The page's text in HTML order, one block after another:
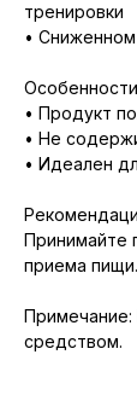
тренировки
•
• Продукт
• Не
• Идеален
Принимайте
приема пищи.
Примечание:
средством.